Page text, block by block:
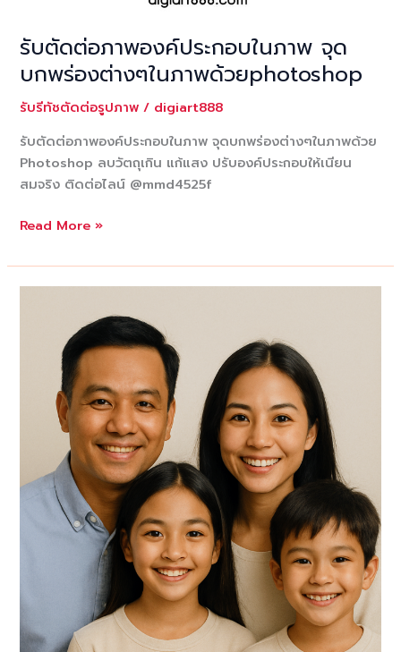
เพิ่ม
ยอด
รับตัดต่อภาพองค์ประกอบในภาพ จุด
บกพร่องต่างๆในภาพด้วยphotoshop
รับรีทัชตัดต่อรูปภาพ / digiart888
รับตัดต่อภาพองค์ประกอบในภาพ จุดบกพร่องต่างๆในภาพด้วย
Photoshop ลบวัตถุเกิน แก้แสง ปรับองค์ประกอบให้เนียน
สมจริง ติดต่อไลน์ @mmd4525f
รับ
ต่อ
ภาพ
บกพร่อง
ภาพ
ด้วยphotoshop
Read More »